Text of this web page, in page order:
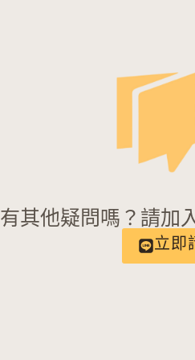
其他疑問嗎？請加
立即